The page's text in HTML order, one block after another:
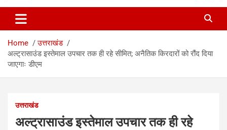
Home
उत्तराखंड
अल्ट्रासाउंड इस्तेमाल उपचार तक ही रहे सीमित; अनैतिक किरदारों को रौंद दिया
जाएगाः डीएम
उत्तराखंड
अल्ट्रासाउंड इस्तेमाल उपचार तक ही रहे